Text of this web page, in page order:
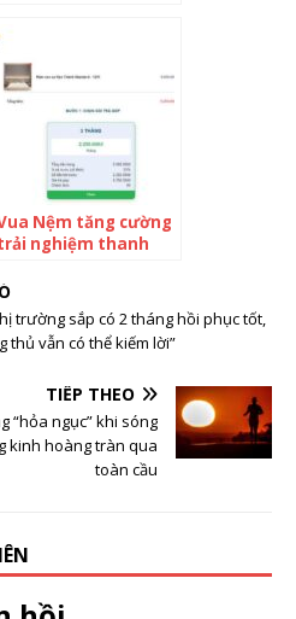
Nệm tăng cường
nghiệm thanh
trước trả sau
trường sắp có 2 tháng hồi phục tốt,
thủ vẫn có thể kiếm lời”
TIẾP THEO
“hỏa ngục” khi sóng
kinh hoàng tràn qua
toàn cầu